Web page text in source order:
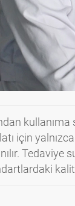
için
Tedaviye